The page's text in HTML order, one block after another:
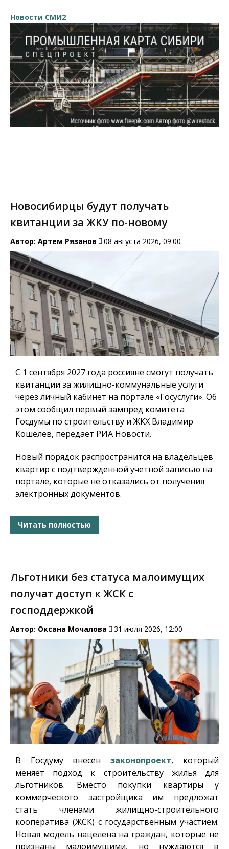
Новости СМИ2
Новосибирцы будут получать
квитанции за ЖКУ по-новому
Автор: Артем Рязанов 08 августа 2026, 09:00
С 1 сентября 2027 года россияне смогут получать
квитанции за жилищно-коммунальные услуги
через личный кабинет на портале «Госуслуги». Об
этом сообщил первый зампред комитета
Госдумы по строительству и ЖКХ Владимир
Кошелев, передает РИА Новости.
Новый порядок распространится на владельцев
квартир с подтвержденной учетной записью на
портале, которые не отказались от получения
электронных документов.
Читать полностью
Льготники без статуса малоимущих
получат доступ к ЖСК с
господдержкой
Автор: Оксана Мочалова 31 июля 2026, 12:00
В Госдуму внесен законопроект, который
меняет подход к строительству жилья для
льготников. Вместо покупки квартиры у
коммерческого застройщика им предложат
стать членами жилищно-строительного
кооператива (ЖСК) с государственным участием.
Новая модель нацелена на граждан, которые не
признаны малоимущими, но нуждаются в